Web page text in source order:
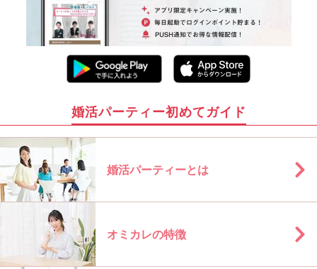
婚活パーティー初めてガイド
婚活パーティーとは
オミカレの特徴